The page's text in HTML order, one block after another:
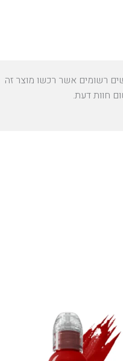
רשומים אשר רכשו מוצר זה
חוות דעת.